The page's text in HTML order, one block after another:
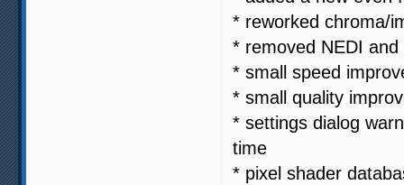
* reworked chroma/
* removed NEDI
* small speed
* small quality
* settings dialog
time
* pixel shader